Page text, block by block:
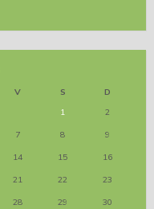
V S
D
1
2
7 8
9
14 15
16
21 22
23
28 29
30